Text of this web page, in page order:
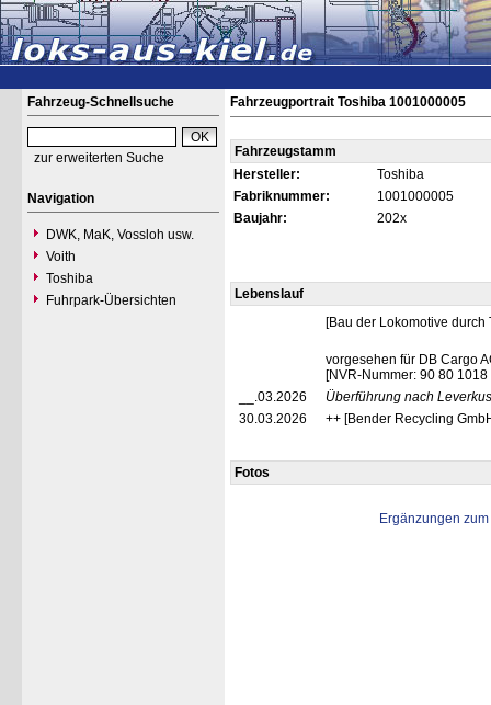
Fahrzeug-Schnellsuche
zur erweiterten Suche
Navigation
DWK, MaK, Vossloh usw.
Voith
Toshiba
Fuhrpark-Übersichten
Fahrzeugportrait Toshiba 1001000005
Fahrzeugstamm
Hersteller:
Toshiba
Fabriknummer:
1001000005
Baujahr:
202x
Lebenslauf
[Bau der Lokomotive
vorgesehen für DB Cargo
[NVR-Nummer: 90 80
__.03.2026
Überführung nach
30.03.2026
++ [Bender Recycling
Fotos
Ergänzungen